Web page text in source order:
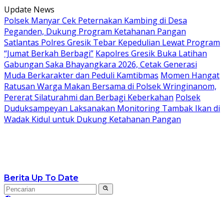
Langsung
ke
konten
Update News
Polsek Manyar Cek Peternakan Kambing di Desa
Peganden, Dukung Program Ketahanan Pangan
Satlantas Polres Gresik Tebar Kepedulian Lewat Program
“Jumat Berkah Berbagi” Kapolres Gresik Buka Latihan
Gabungan Saka Bhayangkara 2026, Cetak Generasi
Muda Berkarakter dan Peduli Kamtibmas Momen Hangat
Ratusan Warga Makan Bersama di Polsek Wringinanom,
Pererat Silaturahmi dan Berbagi Keberkahan Polsek
Duduksampeyan Laksanakan Monitoring Tambak Ikan di
Wadak Kidul untuk Dukung Ketahanan Pangan
Berita Up To Date